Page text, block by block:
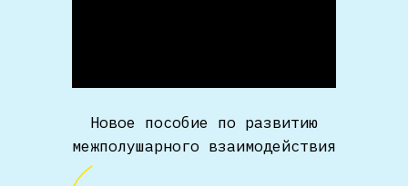
Новое пособие по развитию
межполушарного взаимодействия